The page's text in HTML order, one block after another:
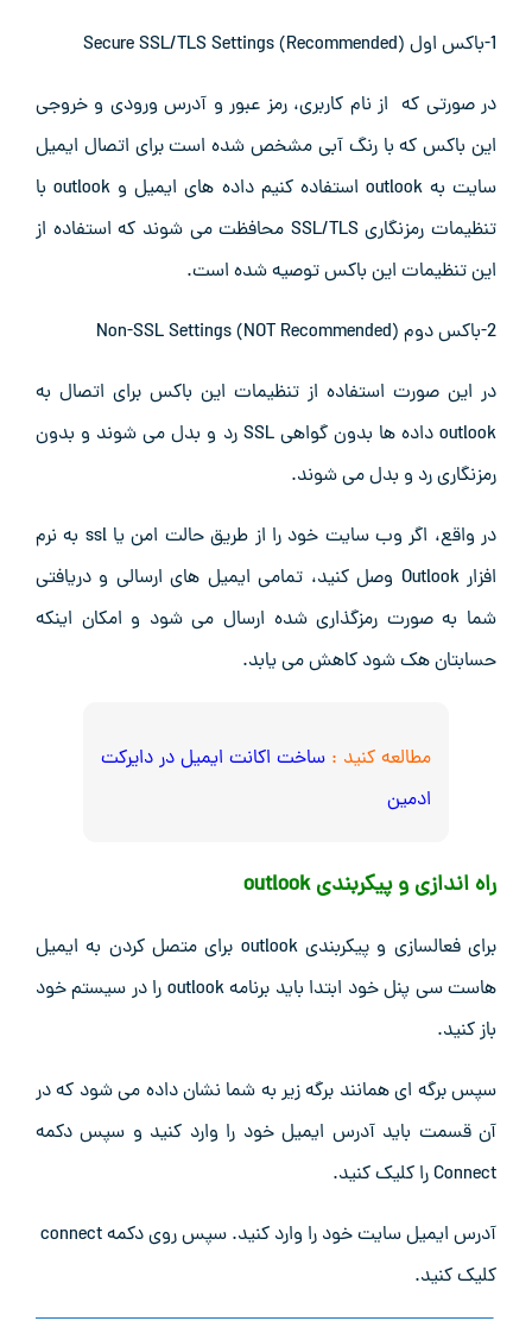
1-باکس اول (Secure SSL/TLS Settings (Recommended
در صورتی که از نام کاربری، رمز عبور و آدرس ورودی و خروجی
این باکس که با رنگ آبی مشخص شده است برای اتصال ایمیل
سایت به outlook استفاده کنیم داده های ایمیل و outlook با
تنظیمات رمزنگاری SSL/TLS محافظت می شوند که استفاده از
این تنظیمات این باکس توصیه شده است.
2-باکس دوم Non-SSL Settings (NOT Recommended)
در این صورت استفاده از تنظیمات این باکس برای اتصال به
outlook داده ها بدون گواهی SSL رد و بدل می شوند و بدون
رمزنگاری رد و بدل می شوند.
در واقع، اگر وب سایت خود را از طریق حالت امن یا ssl به نرم
افزار Outlook وصل کنید، تمامی ایمیل های ارسالی و دریافتی
شما به صورت رمزگذاری شده ارسال می شود و امکان اینکه
حسابتان هک شود کاهش می یابد.
مطالعه کنید : ساخت اکانت ایمیل در دایرکت
ادمین
راه اندازی و پیکربندی outlook
برای فعالسازی و پیکربندی outlook برای متصل کردن به ایمیل
هاست سی پنل خود ابتدا باید برنامه outlook را در سیستم خود
باز کنید.
سپس برگه ای همانند برگه زیر به شما نشان داده می شود که در
آن قسمت باید آدرس ایمیل خود را وارد کنید و سپس دکمه
Connect را کلیک کنید.
کلیک کنید.